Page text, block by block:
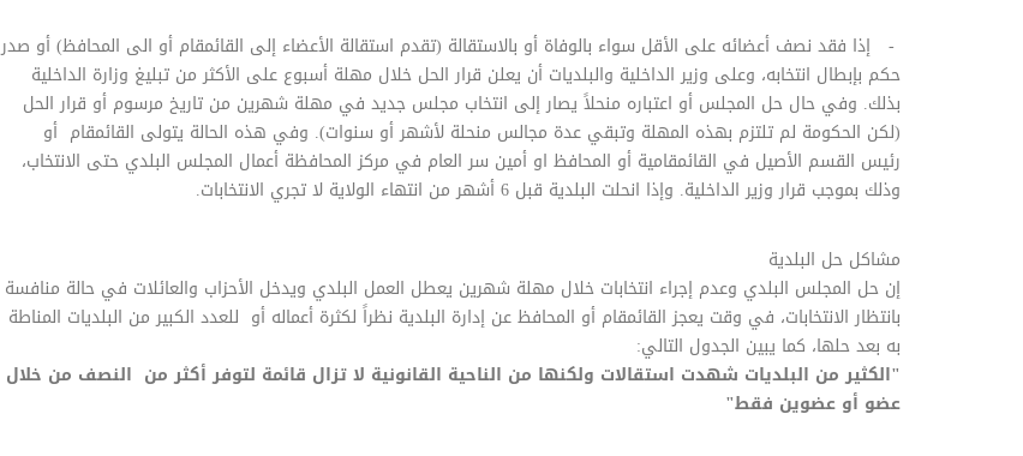
- إذا فقد نصف أعضائه على الأقل سواء بالوفاة أو بالاستقالة (تقدم استقالة الأعضاء إلى القائمقام أو الى المحافظ) أو صدر
حكم بإبطال انتخابه، وعلى وزير الداخلية والبلديات أن يعلن قرار الحل خلال مهلة أسبوع على الأكثر من تبليغ وزارة الداخلية
بذلك. وفي حال حل المجلس أو اعتباره منحلاً يصار إلى انتخاب مجلس جديد في مهلة شهرين من تاريخ مرسوم أو قرار الحل
(لكن الحكومة لم تلتزم بهذه المهلة وتبقي عدة مجالس منحلة لأشهر أو سنوات). وفي هذه الحالة يتولى القائمقام أو
رئيس القسم الأصيل في القائمقامية أو المحافظ او أمين سر العام في مركز المحافظة أعمال المجلس البلدي حتى الانتخاب،
وذلك بموجب قرار وزير الداخلية. وإذا انحلت البلدية قبل 6 أشهر من انتهاء الولاية لا تجري الانتخابات.
مشاكل حل البلدية
إن حل المجلس البلدي وعدم إجراء انتخابات خلال مهلة شهرين يعطل العمل البلدي ويدخل الأحزاب والعائلات في حالة منافسة
بانتظار الانتخابات، في وقت يعجز القائمقام أو المحافظ عن إدارة البلدية نظراً لكثرة أعماله أو للعدد الكبير من البلديات المناطة
به بعد حلها، كما يبين الجدول التالي:
"الكثير من البلديات شهدت استقالات ولكنها من الناحية القانونية لا تزال قائمة لتوفر أكثر من النصف من خلال
عضو أو عضوين فقط"